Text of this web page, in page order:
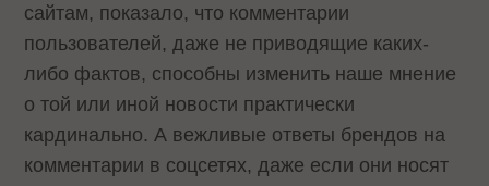
сайтам, показало, что комментарии
пользователей, даже не приводящие каких-
либо фактов, способны изменить наше мнение
о той или иной новости практически
кардинально. А вежливые ответы брендов на
комментарии в соцсетях, даже если они носят